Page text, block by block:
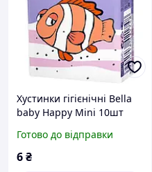
Хустинки гігієнічні Bella
baby Happy Mini 10шт
Готово до відправки
6₴